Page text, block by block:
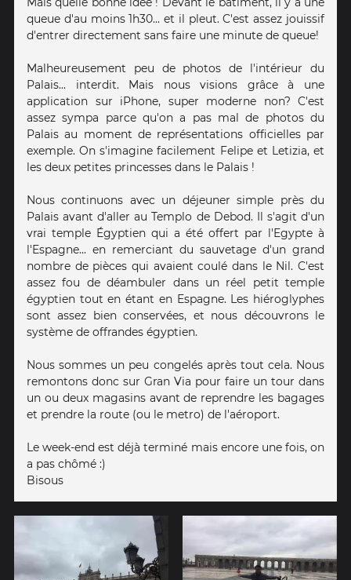
queue d'au moins 1h30... et il pleut. C'est assez jouissif
d'entrer directement sans faire une minute de queue!
Malheureusement peu de photos de l'intérieur du
Palais... interdit. Mais nous visions grâce à une
application sur iPhone, super moderne non? C'est
assez sympa parce qu'on a pas mal de photos du
Palais au moment de représentations officielles par
exemple. On s'imagine facilement Felipe et Letizia, et
les deux petites princesses dans le Palais !
Nous continuons avec un déjeuner simple près du
Palais avant d'aller au Templo de Debod. Il s'agit d'un
vrai temple Égyptien qui a été offert par l'Egypte à
l'Espagne... en remerciant du sauvetage d'un grand
nombre de pièces qui avaient coulé dans le Nil. C'est
assez fou de déambuler dans un réel petit temple
égyptien tout en étant en Espagne. Les hiéroglyphes
sont assez bien conservées, et nous découvrons le
système de offrandes égyptien.
Nous sommes un peu congelés après tout cela. Nous
remontons donc sur Gran Via pour faire un tour dans
un ou deux magasins avant de reprendre les bagages
et prendre la route (ou le metro) de l'aéroport.
Le week-end est déjà terminé mais encore une fois, on
a pas chômé :)
Bisous